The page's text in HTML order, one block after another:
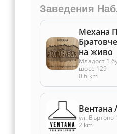
Заведения
Механа
на живо
Младост 1
шосе 129
0.6 km
Вентана
ул. Въртопо
2 km